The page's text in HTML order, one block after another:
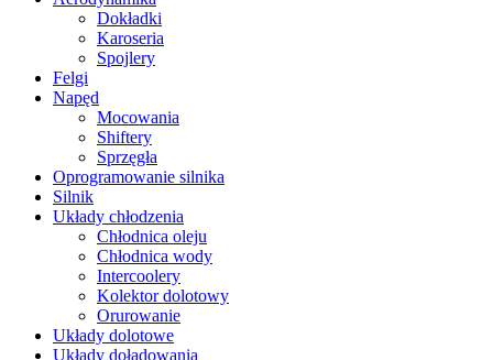
Dokładki
Karoseria
Spojlery
Felgi
Napęd
Mocowania
Shiftery
Sprzęgła
Oprogramowanie silnika
Silnik
Układy chłodzenia
Chłodnica oleju
Chłodnica wody
Intercoolery
Kolektor dolotowy
Orurowanie
Układy dolotowe
Układy doładowania